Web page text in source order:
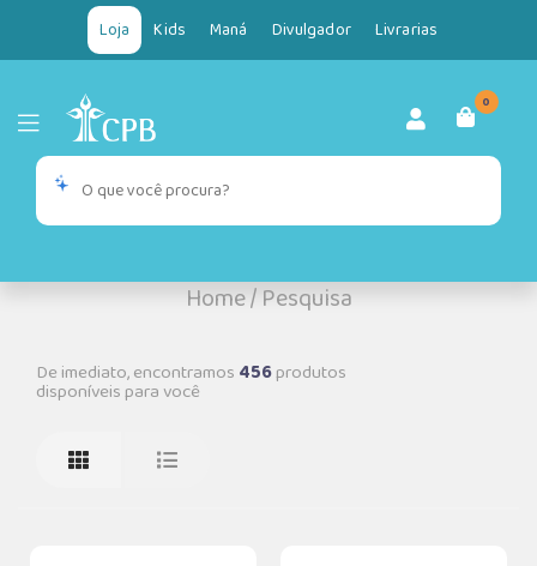
Loja Kids Maná Divulgador Livrarias
0
Home/Pesquisa
De imediato, encontramos 456produtos
disponíveis para você